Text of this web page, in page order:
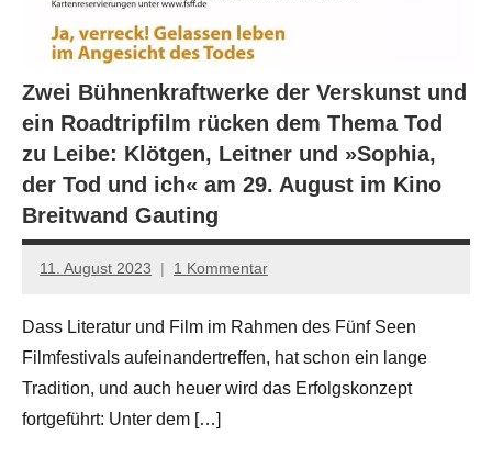
Zwei Bühnenkraftwerke der Verskunst und
ein Roadtripfilm rücken dem Thema Tod
zu Leibe: Klötgen, Leitner und »Sophia,
der Tod und ich« am 29. August im Kino
Breitwand Gauting
11. August 2023
Jan-
Hornauer
für
dasgedichtblog
1 Kommentar
Dass Literatur und Film im Rahmen des Fünf Seen
Filmfestivals aufeinandertreffen, hat schon ein lange
Tradition, und auch heuer wird das Erfolgskonzept
fortgeführt: Unter dem […]